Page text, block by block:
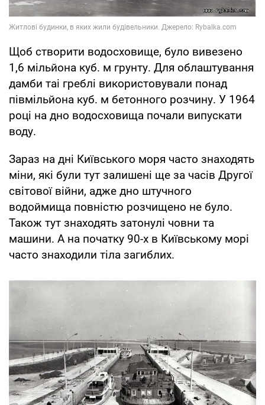
Щоб створити водосховище, було вивезено
1,6 мільйона куб. м грунту. Для облаштування
дамби таі греблі використовували понад
півмільйона куб. м бетонного розчину. У 1964
році на дно водосховища почали випускати
воду.
Зараз на дні Київського моря часто знаходять
міни, які були тут залишені ще за часів Другої
світової війни, адже дно штучного
водоймища повністю розчищено не було.
Також тут знаходять затонулі човни та
машини. А на початку 90-х в Київському морі
часто знаходили тіла загиблих.